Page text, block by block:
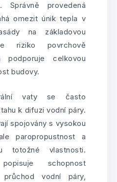
. Správně provedená
omezit únik tepla v
na základovou
riziko povrchově
celkovou
budovy.
vaty se často
k difuzi vodní páry.
spojovány s vysokou
paropropustnost a
totožné vlastnosti.
schopnost
průchod vodní páry,